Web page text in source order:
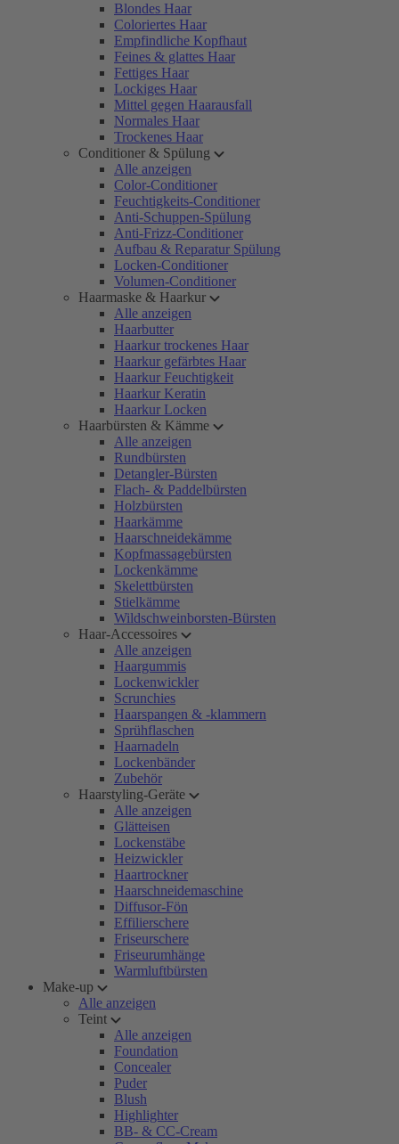
Blondes Haar
Coloriertes Haar
Empfindliche Kopfhaut
Feines & glattes Haar
Fettiges Haar
Lockiges Haar
Mittel gegen Haarausfall
Normales Haar
Trockenes Haar
Conditioner & Spülung
Alle anzeigen
Color-Conditioner
Feuchtigkeits-Conditioner
Anti-Schuppen-Spülung
Anti-Frizz-Conditioner
Aufbau & Reparatur Spülung
Locken-Conditioner
Volumen-Conditioner
Haarmaske & Haarkur
Alle anzeigen
Haarbutter
Haarkur trockenes Haar
Haarkur gefärbtes Haar
Haarkur Feuchtigkeit
Haarkur Keratin
Haarkur Locken
Haarbürsten & Kämme
Alle anzeigen
Rundbürsten
Detangler-Bürsten
Flach- & Paddelbürsten
Holzbürsten
Haarkämme
Haarschneidekämme
Kopfmassagebürsten
Lockenkämme
Skelettbürsten
Stielkämme
Wildschweinborsten-Bürsten
Haar-Accessoires
Alle anzeigen
Haargummis
Lockenwickler
Scrunchies
Haarspangen & -klammern
Sprühflaschen
Haarnadeln
Lockenbänder
Zubehör
Haarstyling-Geräte
Alle anzeigen
Glätteisen
Lockenstäbe
Heizwickler
Haartrockner
Haarschneidemaschine
Diffusor-Fön
Effilierschere
Friseurschere
Friseurumhänge
Warmluftbürsten
Make-up
Alle anzeigen
Teint
Alle anzeigen
Foundation
Concealer
Puder
Blush
Highlighter
BB- & CC-Cream